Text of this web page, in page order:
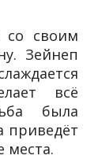
со своим
Зейнеп
всё
была
приведёт
места.